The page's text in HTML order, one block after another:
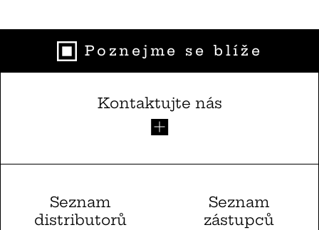
Poznejme se blíže
Kontaktujte nás
Seznam
distributorů
Seznam
zástupců